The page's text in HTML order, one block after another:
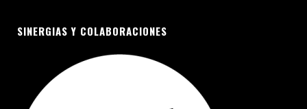
SINERGIAS Y COLABORACIONES